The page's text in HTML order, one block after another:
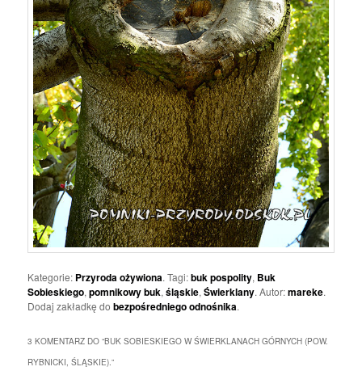
Kategorie: Przyroda ożywiona. Tagi:buk pospolity, Buk
Sobieskiego,pomnikowy buk,śląskie,Świerklany. Autor:mareke.
Dodaj zakładkę dobezpośredniego odnośnika.
3 KOMENTARZ DO “BUK SOBIESKIEGO W ŚWIERKLANACH GÓRNYCH (POW.
RYBNICKI, ŚLĄSKIE).”